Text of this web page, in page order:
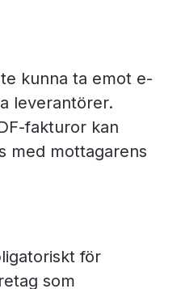
kunna ta emot e-
leverantörer.
fakturor kan
med mottagarens
för
som